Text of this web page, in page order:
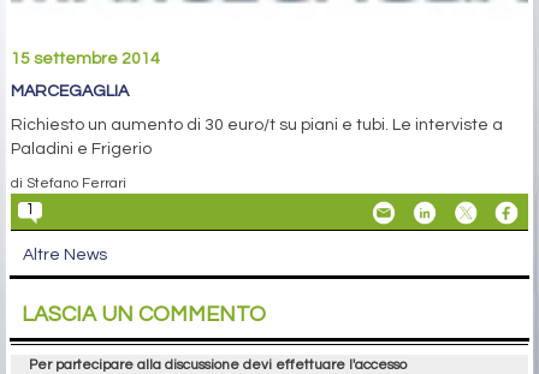
15 settembre 2014
MARCEGAGLIA
Richiesto un aumento di 30 euro/t su piani e tubi. Le interviste a
Paladini e Frigerio
di Stefano Ferrari
1
Altre News
LASCIA UN COMMENTO
Per partecipare alla discussione devi effettuare l'accesso